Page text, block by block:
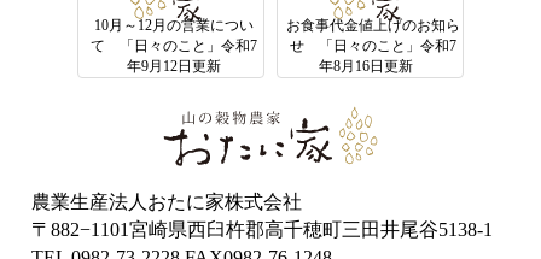
10月～12月の営業につい
て 「日々のこと」令和7
年9月12日更新
お食事代金値上げのお知ら
せ 「日々のこと」令和7
年8月16日更新
農業生産法人おたに家株式会社
〒882−1101宮崎県西臼杵郡高千穂町三田井尾谷5138-1